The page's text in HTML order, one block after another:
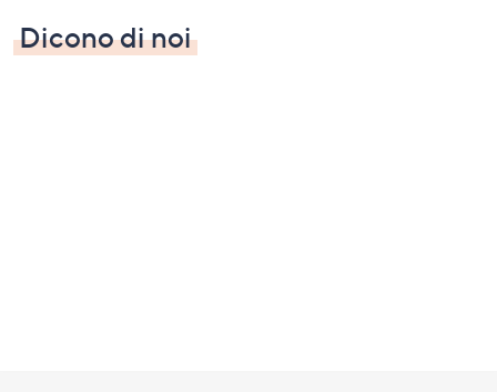
Dicono di noi